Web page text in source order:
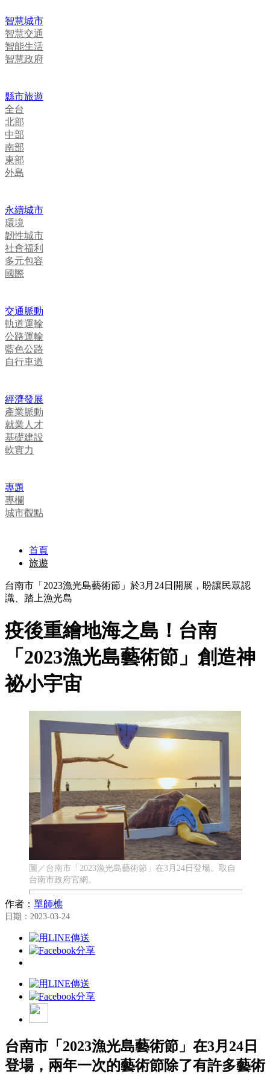
智慧城市
智慧交通
智能生活
智慧政府
縣市旅遊
全台
北部
中部
南部
東部
外島
永續城市
環境
韌性城市
社會福利
多元包容
國際
交通脈動
軌道運輸
公路運輸
藍色公路
自行車道
經濟發展
產業脈動
就業人才
基礎建設
軟實力
專題
專欄
城市觀點
首頁
旅遊
台南市「2023漁光島藝術節」於3月24日開展，盼讓民眾認
識、踏上漁光島
疫後重繪地海之島！台南
「2023漁光島藝術節」創造神
祕小宇宙
圖／台南市「2023漁光島藝術節」在3月24日登場。取自
台南市政府官網。
作者： 單師樵
日期：2023-03-24
台南市「2023漁光島藝術節」在3月24日
登場，兩年一次的藝術節除了有許多藝術